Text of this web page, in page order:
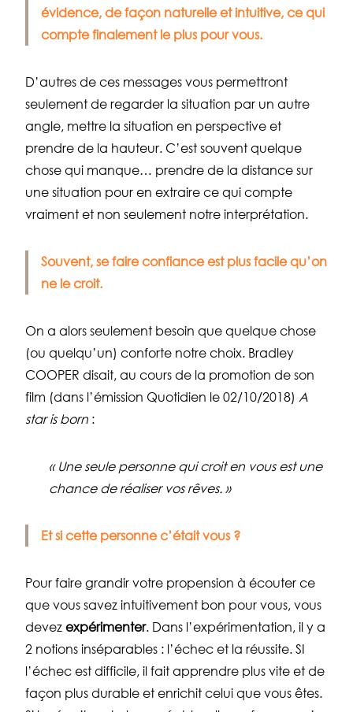
évidence, de façon naturelle et intuitive, ce qui
compte finalement le plus pour vous.
D’autres de ces messages vous permettront
seulement de regarder la situation par un autre
angle, mettre la situation en perspective et
prendre de la hauteur. C’est souvent quelque
chose qui manque… prendre de la distance sur
une situation pour en extraire ce qui compte
vraiment et non seulement notre interprétation.
Souvent, se faire confiance est plus facile qu’on
ne le croit.
On a alors seulement besoin que quelque chose
(ou quelqu’un) conforte notre choix. Bradley
COOPER disait, au cours de la promotion de son
film (dans l’émission Quotidien le 02/10/2018) A
star is born :
« Une seule personne qui croit en vous est une
chance de réaliser vos rêves. »
Et si cette personne c’était vous ?
Pour faire grandir votre propension à écouter ce
que vous savez intuitivement bon pour vous, vous
devez expérimenter. Dans l’expérimentation, il y a
2 notions inséparables : l’échec et la réussite. SI
l’échec est difficile, il fait apprendre plus vite et de
façon plus durable et enrichit celui que vous êtes.